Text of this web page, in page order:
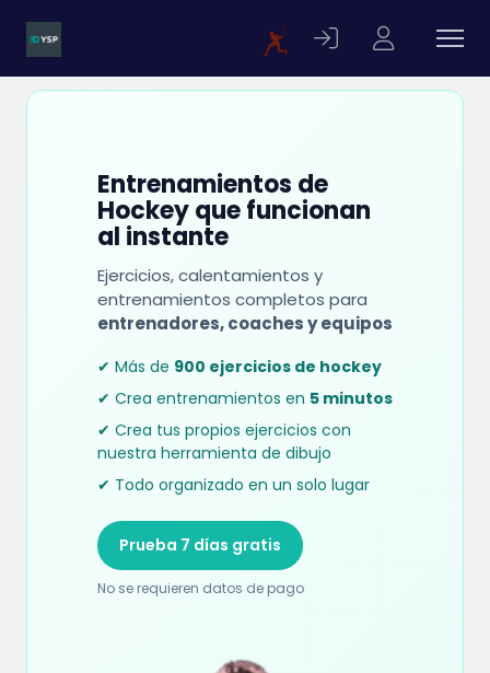
Entrenamientos de
Hockey que funcionan
al instante
Ejercicios, calentamientos y
entrenamientos completos para
entrenadores, coaches y equipos
✔ Más de 900 ejercicios de hockey
✔ Crea entrenamientos en 5 minutos
✔ Crea tus propios ejercicios con
nuestra herramienta de dibujo
✔ Todo organizado en un solo lugar
Prueba 7 días gratis
No se requieren datos de pago